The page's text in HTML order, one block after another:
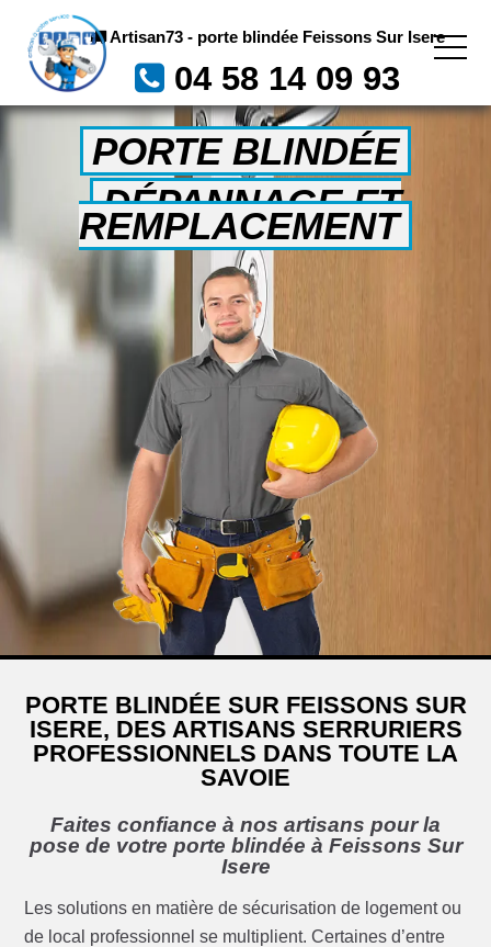
Artisan73 - porte blindée Feissons Sur Isere
04 58 14 09 93
PORTE BLINDÉE
DÉPANNAGE ET
REMPLACEMENT
PORTE BLINDÉE SUR FEISSONS SUR
ISERE, DES ARTISANS SERRURIERS
PROFESSIONNELS DANS TOUTE LA
SAVOIE
Faites confiance à nos artisans pour la
pose de votre porte blindée à Feissons Sur
Isere
Les solutions en matière de sécurisation de logement ou
de local professionnel se multiplient. Certaines d’entre